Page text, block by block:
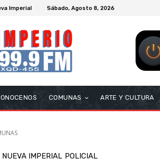
Imperial Sábado, Agosto 8, 2026
COMUNAS ARTE Y CULTURA
NUEVA IMPERIAL POLICIAL